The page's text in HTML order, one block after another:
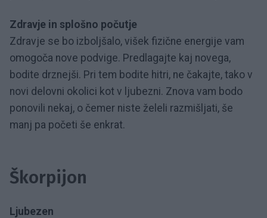
Zdravje in splošno počutje
Zdravje se bo izboljšalo, višek fizične energije vam
omogoča nove podvige. Predlagajte kaj novega,
bodite drznejši. Pri tem bodite hitri, ne čakajte, tako v
novi delovni okolici kot v ljubezni. Znova vam bodo
ponovili nekaj, o čemer niste želeli razmišljati, še
manj pa početi še enkrat.
Škorpijon
Ljubezen